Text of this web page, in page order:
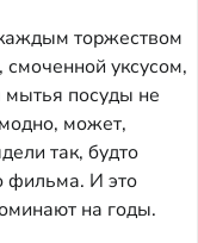
торжеством
уксусом,
мытья посуды не
может,
так, будто
фильма. И это
на годы.